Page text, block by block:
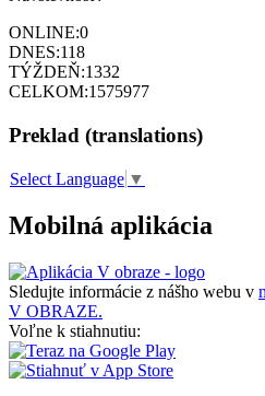
ONLINE:0
DNES:118
TÝŽDEŇ:1332
CELKOM:1575977
Preklad (translations)
Select Language ▼
Mobilná aplikácia
Sledujte informácie z nášho webu v
V OBRAZE.
Voľne k stiahnutiu: